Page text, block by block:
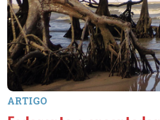
ARTIGO